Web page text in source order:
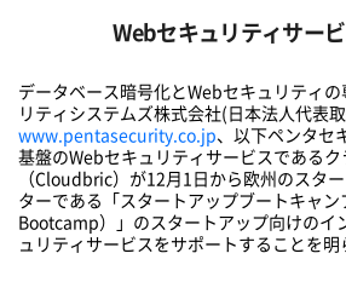
Webセキュリティサー
データベース暗号化とWebセキュリティの
リティシステムズ株式会社(日本法人代表取
www.pentasecurity.co.jp、以下ペンタセ
基盤のWebセキュリティサービスであるク
（Cloudbric）が12月1日から欧州のスタ
ターである「スタートアップブートキャ
Bootcamp）」のスタートアップ向けのイ
ュリティサービスをサポートすることを明